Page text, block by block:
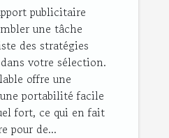
publicitaire
une tâche
des stratégies
votre sélection.
offre une
portabilité facile
fort, ce qui en fait
pour de...